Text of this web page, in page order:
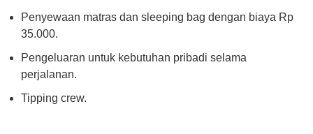
Penyewaan matras dan sleeping bag dengan biaya Rp
35.000.
Pengeluaran untuk kebutuhan pribadi selama
perjalanan.
Tipping crew.